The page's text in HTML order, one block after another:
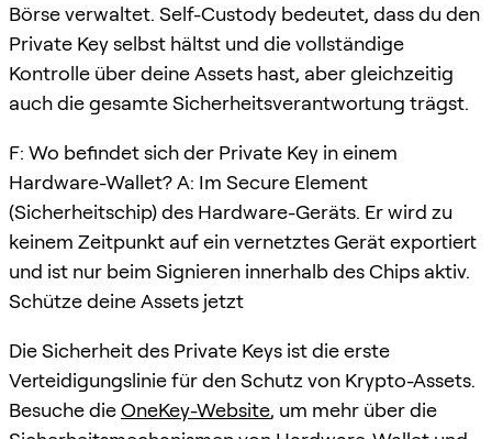
Börse verwaltet. Self-Custody bedeutet, dass du den
Private Key selbst hältst und die vollständige
Kontrolle über deine Assets hast, aber gleichzeitig
auch die gesamte Sicherheitsverantwortung trägst.
F: Wo befindet sich der Private Key in einem
Hardware-Wallet? A: Im Secure Element
(Sicherheitschip) des Hardware-Geräts. Er wird zu
keinem Zeitpunkt auf ein vernetztes Gerät exportiert
und ist nur beim Signieren innerhalb des Chips aktiv.
Schütze deine Assets jetzt
Die Sicherheit des Private Keys ist die erste
Verteidigungslinie für den Schutz von Krypto-Assets.
Besuche dieOneKey-Website, um mehr über die